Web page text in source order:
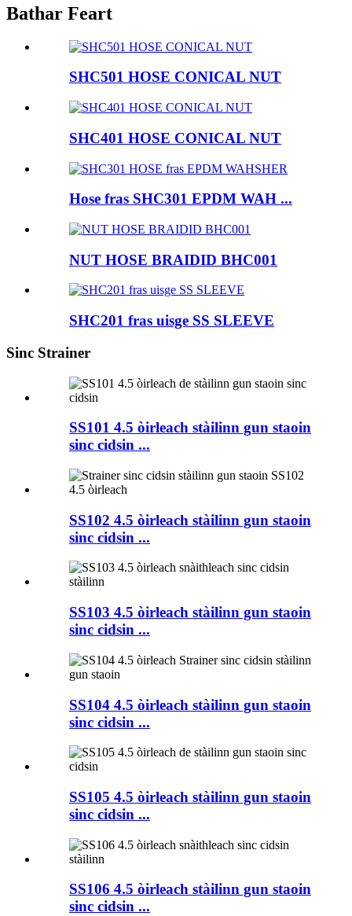
Bathar Feart
SHC501 HOSE CONICAL NUT
SHC401 HOSE CONICAL NUT
Hose fras SHC301 EPDM WAH ...
NUT HOSE BRAIDID BHC001
SHC201 fras uisge SS SLEEVE
Sinc Strainer
SS101 4.5 òirleach stàilinn gun staoin
sinc cidsin ...
SS102 4.5 òirleach stàilinn gun staoin
sinc cidsin ...
SS103 4.5 òirleach stàilinn gun staoin
sinc cidsin ...
SS104 4.5 òirleach stàilinn gun staoin
sinc cidsin ...
SS105 4.5 òirleach stàilinn gun staoin
sinc cidsin ...
SS106 4.5 òirleach stàilinn gun staoin
sinc cidsin ...